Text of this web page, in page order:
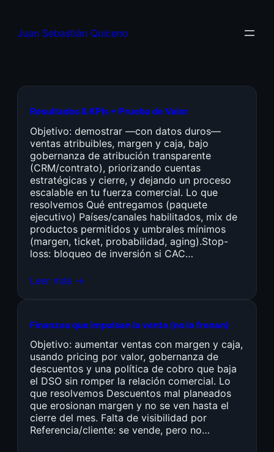
Juan Sebastián Quiceno
Resultados & KPIs + Prueba de Valor
Objetivo: demostrar —con datos duros—
ventas atribuibles, margen y caja, bajo
gobernanza de atribución transparente
(CRM/contrato), priorizando cuentas
estratégicas y cierre, y dejando un proceso
escalable en tu fuerza comercial. Lo que
resolvemos Qué entregamos (paquete
ejecutivo) Países/canales habilitados, mix de
productos permitidos y umbrales mínimos
(margen, ticket, probabilidad, aging).Stop-
loss: bloqueo de inversión si CAC…
Leer más →
Finanzas que impulsan la venta (no la frenan)
Objetivo: aumentar ventas con margen y caja,
usando pricing por valor, gobernanza de
descuentos y una política de cobro que baja
el DSO sin romper la relación comercial. Lo
que resolvemos Descuentos mal planeados
que erosionan margen y no se ven hasta el
cierre del mes. Falta de visibilidad por
Referencia/cliente: se vende, pero no…